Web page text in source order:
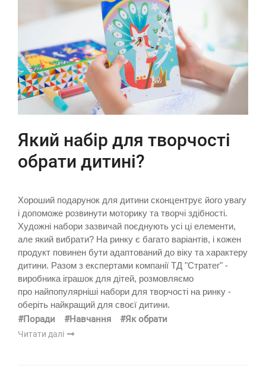
Який набір для творчості
обрати дитині?
Хороший подарунок для дитини сконцентрує його увагу
і допоможе розвинути моторику та творчі здібності.
Художні набори зазвичай поєднують усі ці елементи,
але який вибрати? На ринку є багато варіантів, і кожен
продукт повинен бути адаптований до віку та характеру
дитини. Разом з експертами компанії ТД "Стратег" -
виробника іграшок для дітей, розмовляємо
про найпопулярніші набори для творчості на ринку -
оберіть найкращий для своєї дитини.
#Поради #Навчання #Як обрати
Читати далі